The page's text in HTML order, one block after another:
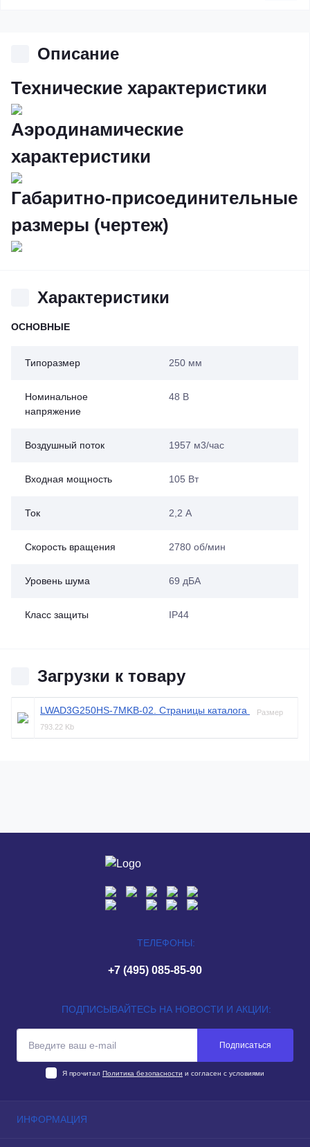
Описание
Технические характеристики
Аэродинамические
характеристики
Габаритно-присоединительные
размеры (чертеж)
Характеристики
ОСНОВНЫЕ
Типоразмер 250 мм
Номинальное
напряжение
48 В
Воздушный поток 1957 м3/час
Входная мощность 105 Вт
Ток 2,2 А
Скорость вращения 2780 об/мин
Уровень шума 69 дБА
Класс защиты IP44
Загрузки к товару
LWAD3G250HS-7MKB-02. Страницы каталога
Размер
793.22 Kb
ТЕЛЕФОНЫ:
+7 (495) 085-85-90
ПОДПИСЫВАЙТЕСЬ НА НОВОСТИ И АКЦИИ:
Подписаться
Я прочитал Политика безопасности и согласен с условиями
ИНФОРМАЦИЯ